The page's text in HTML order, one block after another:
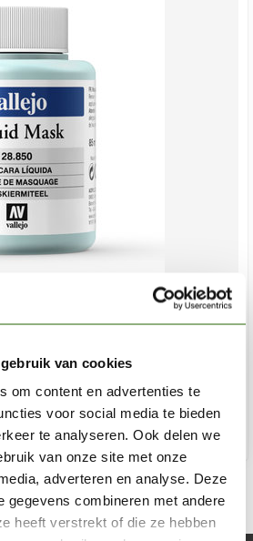
van cookies
om content en advertenties te
voor social media te bieden
te analyseren. Ook delen we
van onze site met onze
adverteren en analyse. Deze
gegevens combineren met andere
heeft verstrekt of die ze hebben
- 28850
€6,86